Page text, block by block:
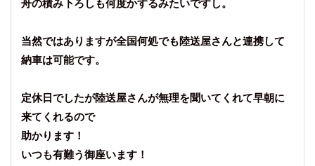
舟の積み下ろしも何度かするみたいですし。
当然ではありますが全国何処でも陸送屋さんと連携して
納車は可能です。
定休日でしたが陸送屋さんが無理を聞いてくれて早朝に
来てくれるので
助かります！
いつも有難う御座います！